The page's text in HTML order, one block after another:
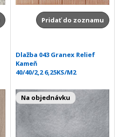
Pridať do zoznamu
Dlažba 043 Granex Relief
Kameň
40/40/2,2 6,25KS/M2
Na objednávku